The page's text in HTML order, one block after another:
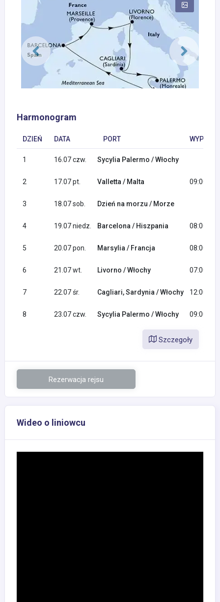
Harmonogram
DZIEŃ DATA PORT
1 16.07 czw. Sycylia Palermo / Włochy
2 17.07 pt. Valletta / Malta 09:00
3 18.07 sob. Dzień na morzu / Morze
4 19.07 niedz. Barcelona / Hiszpania 08:00
5 20.07 pon. Marsylia / Francja 08:00
6 21.07 wt. Livorno / Włochy 07:00
7 22.07 śr. Cagliari, Sardynia / Włochy 12:00
8 23.07 czw. Sycylia Palermo / Włochy 09:00
Szczegoły
Rezerwacja rejsu
Wideo o liniowcu